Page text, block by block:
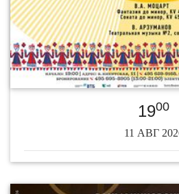
1900
11 АВГ